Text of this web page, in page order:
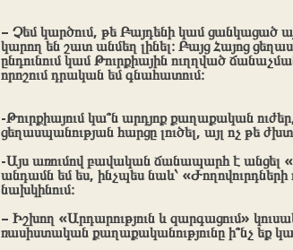
– Չեմ կարծում, թե Բայդենի կամ ցանկացած
կարող են շատ անմեղ լինել։ Բայց Հայոց
ընդունում կամ Թուրքիային ուղղված
որոշում դրական եմ գնահատում։
-Թուրքիայում կա՞ն արդյոք քաղաքական
ցեղասպանության հարցը լուծել, այլ ոչ թե
-Այս առումով բավական ճանապարհ է անցել
անդամն եմ ես, ինչպես նաև՝
նախկինում։
– Իշխող «Արդարություն և զարգացում»
ռասիստական քաղաքականությունը ի՞նչ եք